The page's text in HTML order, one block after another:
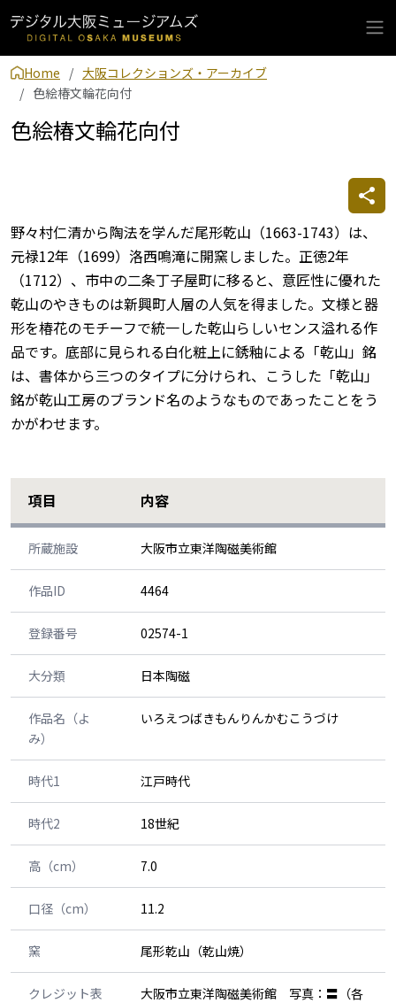
Home
大阪コレクションズ・アーカイブ
色絵椿文輪花向付
色絵椿文輪花向付
野々村仁清から陶法を学んだ尾形乾山（1663-1743）は、
元禄12年（1699）洛西鳴滝に開窯しました。正徳2年
（1712）、市中の二条丁子屋町に移ると、意匠性に優れた
乾山のやきものは新興町人層の人気を得ました。文様と器
形を椿花のモチーフで統一した乾山らしいセンス溢れる作
品です。底部に見られる白化粧上に銹釉による「乾山」銘
は、書体から三つのタイプに分けられ、こうした「乾山」
銘が乾山工房のブランド名のようなものであったことをう
かがわせます。
項目 内容
所蔵施設 大阪市立東洋陶磁美術館
作品ID 4464
登録番号 02574-1
大分類 日本陶磁
作品名（よ
み）
いろえつばきもんりんかむこうづけ
時代1 江戸時代
時代2 18世紀
高（cm） 7.0
口径（cm） 11.2
窯 尾形乾山（乾山焼）
クレジット表
大阪市立東洋陶磁美術館 写真：〓（各